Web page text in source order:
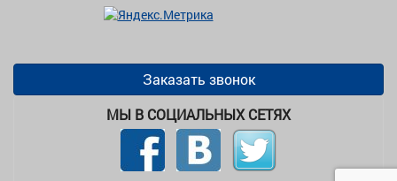
Заказать звонок
МЫ В СОЦИАЛЬНЫХ СЕТЯХ